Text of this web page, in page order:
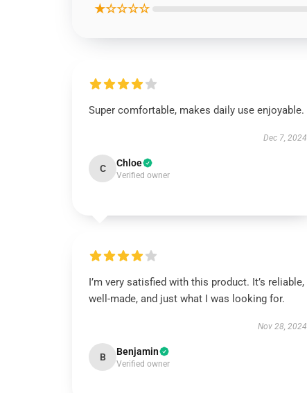
★☆☆☆☆
Super comfortable, makes daily use enjoyable.
Dec 7, 2024
C Chloe
Verified owner
I’m very satisfied with this product. It’s reliable,
well-made, and just what I was looking for.
Nov 28, 2024
B Benjamin
Verified owner